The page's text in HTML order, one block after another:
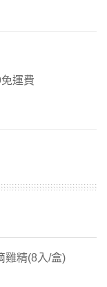
運費